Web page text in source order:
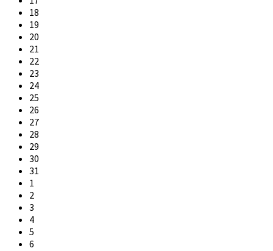
18
19
20
21
22
23
24
25
26
27
28
29
30
31
1
2
3
4
5
6